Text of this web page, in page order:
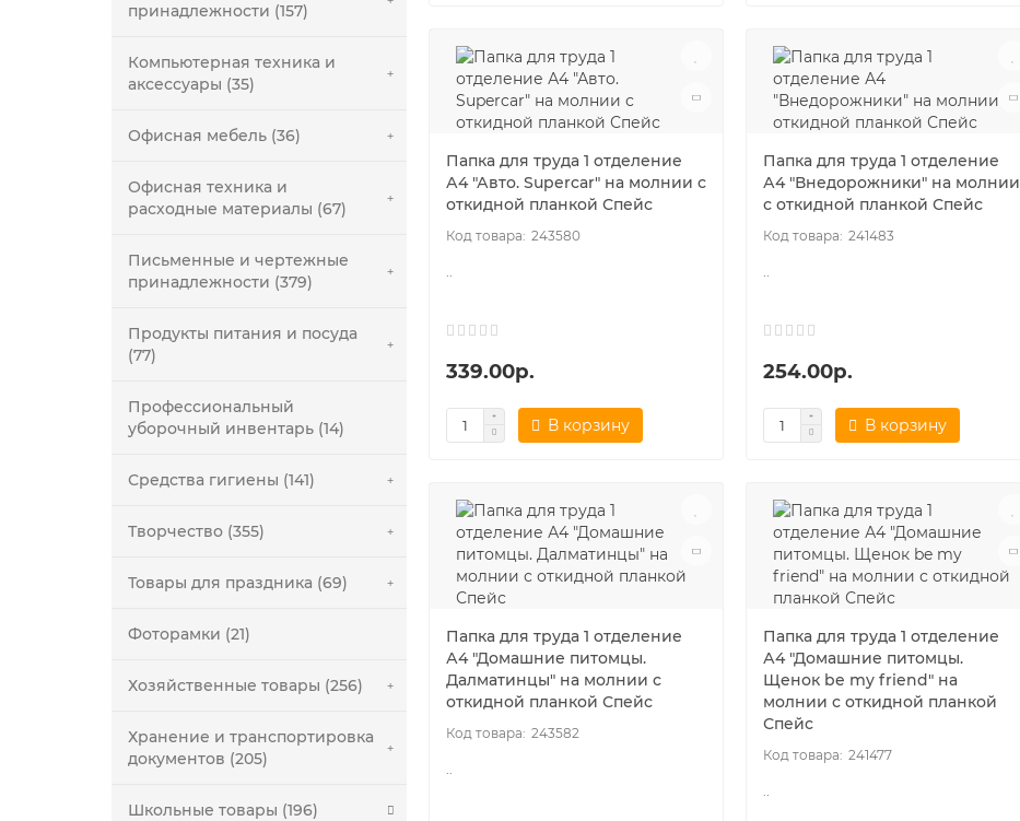
принадлежности (157)
Компьютерная техника и
аксессуары (35)
Офисная мебель (36)
Офисная техника и
расходные материалы (67)
Письменные и чертежные
принадлежности (379)
Продукты питания и посуда
(77)
Профессиональный
уборочный инвентарь (14)
Средства гигиены (141)
Творчество (355)
Товары для праздника (69)
Фоторамки (21)
Хозяйственные товары (256)
Хранение и транспортировка
документов (205)
Школьные товары (196)
Папка для труда 1 отделение
А4 "Авто. Supercar" на молнии с
откидной планкой Спейс
243580
339.00р.
В корзину
Папка для труда 1 отделение
А4 "Внедорожники" на молнии
с откидной планкой Спейс
241483
254.00р.
В корзину
Папка для труда 1 отделение
А4 "Домашние питомцы.
Далматинцы" на молнии с
откидной планкой Спейс
243582
Папка для труда 1 отделение
А4 "Домашние питомцы.
Щенок be my friend" на
молнии с откидной планкой
Спейс
241477